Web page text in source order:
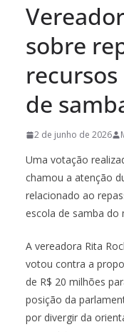
sobre
de
2 de junho de 2026
Uma votação
chamou a atenção
relacionado ao
escola de samba do
A vereadora Rita
votou contra a
de R$ 20 milhões
posição da
por divergir da